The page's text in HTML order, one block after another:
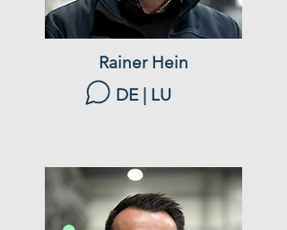
Rainer Hein
DE | LU